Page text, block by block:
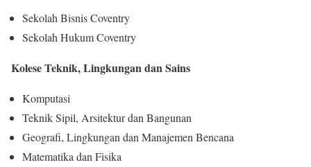
Sekolah Bisnis Coventry
Sekolah Hukum Coventry
Kolese Teknik, Lingkungan dan Sains
Komputasi
Teknik Sipil, Arsitektur dan Bangunan
Geografi, Lingkungan dan Manajemen Bencana
Matematika dan Fisika